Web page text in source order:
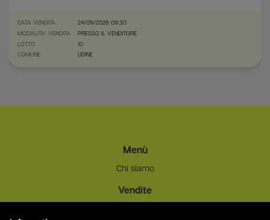
DATA VENDITA
24/09/2026 09:30
MODALITA' VENDITA
PRESSO IL VENDITORE
LOTTO
10
COMUNE
UDINE
Menù
Chi siamo
Vendite